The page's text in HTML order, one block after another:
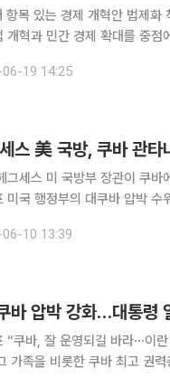
목 있는 경제 개혁안 법제화 착수
혁과 민간 경제 확대를 중점에 둔 대규
경제 개혁·개방 대책을 설명
19 14:25
스 美 국방, 쿠바 관
그세스 미 국방부 장관이 쿠바
국 행정부의 대쿠바 압박 수위가 커지고
행정부의 쿠바 정부에 대한 압
10 13:39
바 압박 강화…대통령
, 잘 운영되길 바라⋯이란 처리한 뒤 들를 것” 미국
가족을 비롯한 쿠바 최고 권